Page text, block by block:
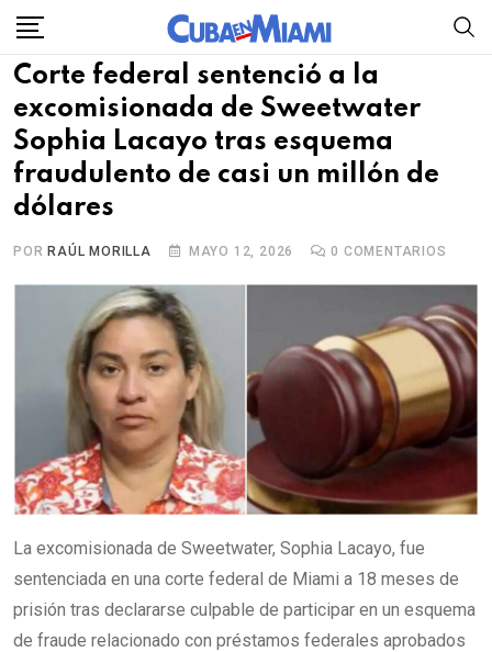
Skip
content
Corte federal sentenció a la
excomisionada de Sweetwater
Sophia Lacayo tras esquema
fraudulento de casi un millón de
dólares
POR RAÚL MORILLA MAYO 12, 2026 0 COMENTARIOS
La excomisionada de Sweetwater, Sophia Lacayo, fue
sentenciada en una corte federal de Miami a 18 meses de
prisión tras declararse culpable de participar en un esquema
de fraude relacionado con préstamos federales aprobados